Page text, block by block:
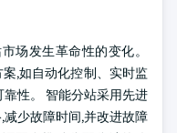
场发生革命性的变化。
,如自动化控制、实时监
性。 智能分站采用先进
少故障时间,并改进故障